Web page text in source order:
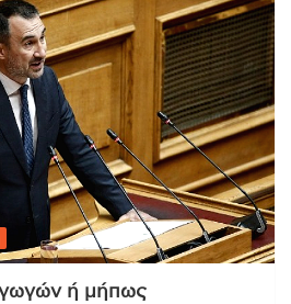
ή μήπως